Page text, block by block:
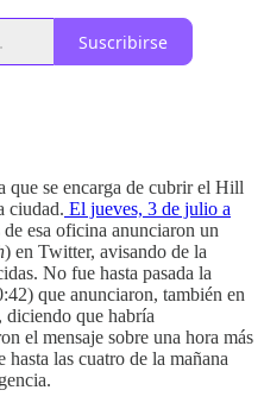
Suscribirse
se encarga de cubrir el Hill
ciudad. El jueves, 3 de julio a
esa oficina anunciaron un
) en Twitter, avisando de la
No fue hasta pasada la
que anunciaron, también en
diciendo que habría
el mensaje sobre una hora más
las cuatro de la mañana